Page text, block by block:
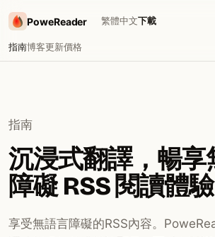
PoweReader
指南博客更新價格
繁體中文下載
指南
沉浸式翻譯，暢享
障礙 RSS 閱讀體驗
享受無語言障礙的RSS內容。